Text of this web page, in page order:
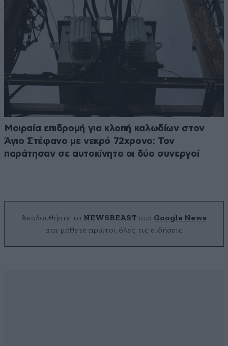
Μοιραία επιδρομή για κλοπή καλωδίων στον
Άγιο Στέφανο με νεκρό 72χρονο: Τον
παράτησαν σε αυτοκίνητο οι δύο συνεργοί
Ακολουθήστε το NEWSBEAST στο Google News
και μάθετε πρώτοι όλες τις ειδήσεις